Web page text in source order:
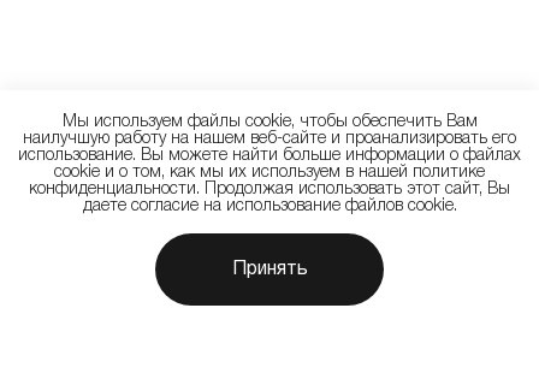
Мы используем файлы cookie, чтобы обеспечить Вам
наилучшую работу на нашем веб-сайте и проанализировать его
использование. Вы можете найти больше информации о файлах
cookie и о том, как мы их используем в нашей политике
конфиденциальности. Продолжая использовать этот сайт, Вы
даете согласие на использование файлов cookie.
Принять